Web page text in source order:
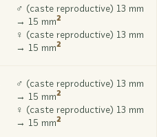
♂ (caste reproductive) 13 mm
→ 15 mm2
♀ (caste reproductive) 13 mm
→ 15 mm2
♂ (caste reproductive) 13 mm
→ 15 mm2
♀ (caste reproductive) 13 mm
→ 15 mm2